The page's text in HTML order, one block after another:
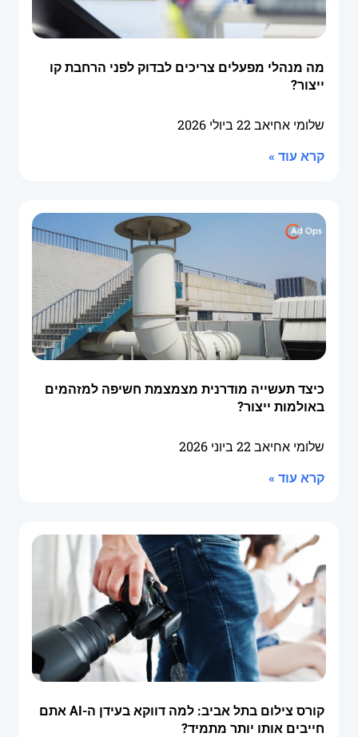
מה מנהלי מפעלים צריכים לבדוק לפני הרחבת קו
ייצור?
שלומי אחיאב22 ביולי 2026
קרא עוד »
כיצד תעשייה מודרנית מצמצמת חשיפה למזהמים
באולמות ייצור?
שלומי אחיאב22 ביוני 2026
קרא עוד »
קורס צילום בתל אביב: למה דווקא בעידן ה-AI אתם
חייבים אותו יותר מתמיד?